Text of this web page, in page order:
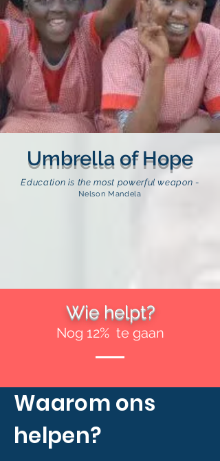
Umbrella of Hope
Education is the most powerful weapon-
Nelson Mandela
Wie helpt?
Nog 12% te gaan
Waarom ons
helpen?